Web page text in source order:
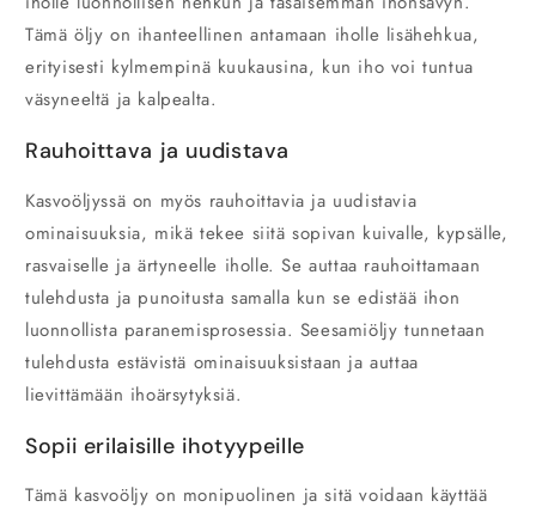
Tämä öljy on ihanteellinen antamaan iholle lisähehkua,
erityisesti kylmempinä kuukausina, kun iho voi tuntua
väsyneeltä ja kalpealta.
Rauhoittava ja uudistava
Kasvoöljyssä on myös rauhoittavia ja uudistavia
ominaisuuksia, mikä tekee siitä sopivan kuivalle, kypsälle,
rasvaiselle ja ärtyneelle iholle. Se auttaa rauhoittamaan
tulehdusta ja punoitusta samalla kun se edistää ihon
luonnollista paranemisprosessia. Seesamiöljy tunnetaan
tulehdusta estävistä ominaisuuksistaan ja auttaa
lievittämään ihoärsytyksiä.
Sopii erilaisille ihotyypeille
Tämä kasvoöljy on monipuolinen ja sitä voidaan käyttää